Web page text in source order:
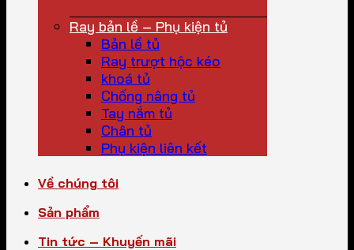
Ray bản lề – Phụ kiện tủ
Bản lề tủ
Ray trượt hộc kéo
khoá tủ
Chống nâng tủ
Tay nắm tủ
Chân tủ
Phụ kiện liên kết
Về chúng tôi
Sản phẩm
Tin tức – Khuyến mãi